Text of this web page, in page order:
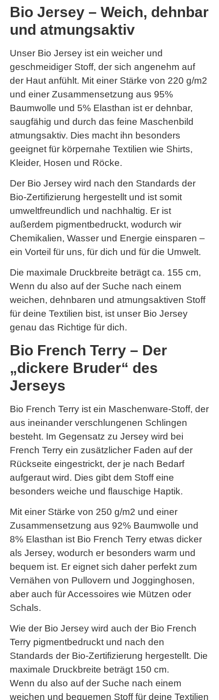
Bio Jersey – Weich, dehnbar
und atmungsaktiv
Unser Bio Jersey ist ein weicher und
geschmeidiger Stoff, der sich angenehm auf
der Haut anfühlt. Mit einer Stärke von 220 g/m2
und einer Zusammensetzung aus 95%
Baumwolle und 5% Elasthan ist er dehnbar,
saugfähig und durch das feine Maschenbild
atmungsaktiv. Dies macht ihn besonders
geeignet für körpernahe Textilien wie Shirts,
Kleider, Hosen und Röcke.
Der Bio Jersey wird nach den Standards der
Bio-Zertifizierung hergestellt und ist somit
umweltfreundlich und nachhaltig. Er ist
außerdem pigmentbedruckt, wodurch wir
Chemikalien, Wasser und Energie einsparen –
ein Vorteil für uns, für dich und für die Umwelt.
Die maximale Druckbreite beträgt ca. 155 cm,
Wenn du also auf der Suche nach einem
weichen, dehnbaren und atmungsaktiven Stoff
für deine Textilien bist, ist unser Bio Jersey
genau das Richtige für dich.
Bio French Terry – Der
„dickere Bruder“ des
Jerseys
Bio French Terry ist ein Maschenware-Stoff, der
aus ineinander verschlungenen Schlingen
besteht. Im Gegensatz zu Jersey wird bei
French Terry ein zusätzlicher Faden auf der
Rückseite eingestrickt, der je nach Bedarf
aufgeraut wird. Dies gibt dem Stoff eine
besonders weiche und flauschige Haptik.
Mit einer Stärke von 250 g/m2 und einer
Zusammensetzung aus 92% Baumwolle und
8% Elasthan ist Bio French Terry etwas dicker
als Jersey, wodurch er besonders warm und
bequem ist. Er eignet sich daher perfekt zum
Vernähen von Pullovern und Jogginghosen,
aber auch für Accessoires wie Mützen oder
Schals.
Wie der Bio Jersey wird auch der Bio French
Terry pigmentbedruckt und nach den
Standards der Bio-Zertifizierung hergestellt. Die
maximale Druckbreite beträgt 150 cm.
Wenn du also auf der Suche nach einem
weichen und bequemen Stoff für deine Textilien